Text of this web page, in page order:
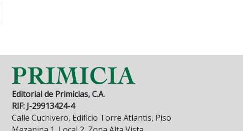
Editorial de Primicias, C.A.
RIF: J-29913424-4
Calle Cuchivero, Edificio Torre Atlantis, Piso